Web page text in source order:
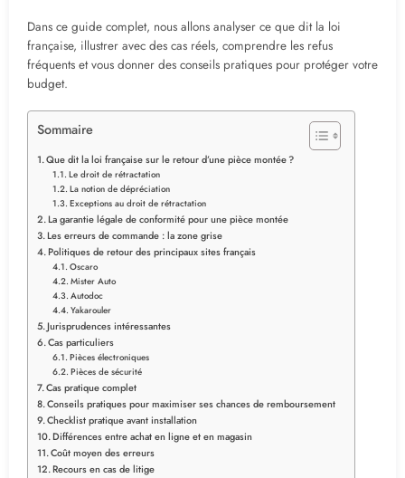
Dans ce guide complet, nous allons analyser ce que dit la loi
française, illustrer avec des cas réels, comprendre les refus
fréquents et vous donner des conseils pratiques pour protéger votre
budget.
Sommaire
Que dit la loi française sur le retour d’une pièce montée ?
Le droit de rétractation
La notion de dépréciation
Exceptions au droit de rétractation
La garantie légale de conformité pour une pièce montée
Les erreurs de commande : la zone grise
Politiques de retour des principaux sites français
Oscaro
Mister Auto
Autodoc
Yakarouler
Jurisprudences intéressantes
Cas particuliers
Pièces électroniques
Pièces de sécurité
Cas pratique complet
Conseils pratiques pour maximiser ses chances de remboursement
Checklist pratique avant installation
Différences entre achat en ligne et en magasin
Coût moyen des erreurs
Recours en cas de litige